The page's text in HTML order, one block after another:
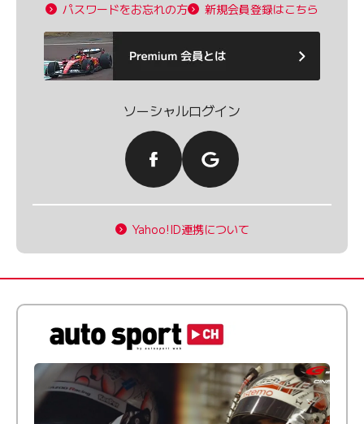
パスワードをお忘れの方 新規会員登録はこちら
ソーシャルログイン
Yahoo!ID連携について